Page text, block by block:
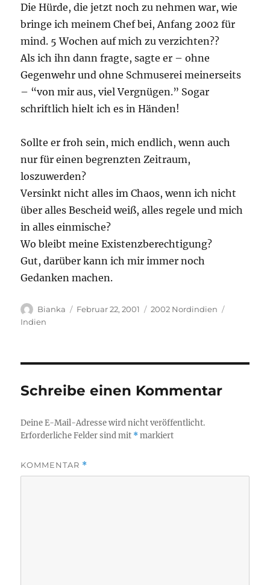
Die Hürde, die jetzt noch zu nehmen war, wie
bringe ich meinem Chef bei, Anfang 2002 für
mind. 5 Wochen auf mich zu verzichten??
Als ich ihn dann fragte, sagte er – ohne
Gegenwehr und ohne Schmuserei meinerseits
– “von mir aus, viel Vergnügen.” Sogar
schriftlich hielt ich es in Händen!
Sollte er froh sein, mich endlich, wenn auch
nur für einen begrenzten Zeitraum,
loszuwerden?
Versinkt nicht alles im Chaos, wenn ich nicht
über alles Bescheid weiß, alles regele und mich
in alles einmische?
Wo bleibt meine Existenzberechtigung?
Gut, darüber kann ich mir immer noch
Gedanken machen.
Autor
Bianka
Veröffentlicht
Februar 22, 2001 Kategorien
2002 Nordindien
Indien
Schreibe einen Kommentar
Deine E-Mail-Adresse wird nicht veröffentlicht.
Erforderliche Felder sind mit *markiert
KOMMENTAR *